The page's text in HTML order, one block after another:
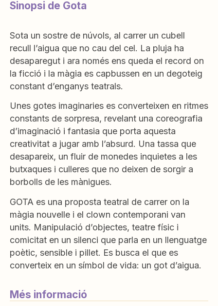
Sinopsi de Gota
Sota un sostre de núvols, al carrer un cubell
recull l’aigua que no cau del cel. La pluja ha
desaparegut i ara només ens queda el record on
la ficció i la màgia es capbussen en un degoteig
constant d’enganys teatrals.
Unes gotes imaginaries es converteixen en ritmes
constants de sorpresa, revelant una coreografia
d’imaginació i fantasia que porta aquesta
creativitat a jugar amb l’absurd. Una tassa que
desapareix, un fluir de monedes inquietes a les
butxaques i culleres que no deixen de sorgir a
borbolls de les mànigues.
GOTA es una proposta teatral de carrer on la
màgia nouvelle i el clown contemporani van
units. Manipulació d’objectes, teatre físic i
comicitat en un silenci que parla en un llenguatge
poètic, sensible i pillet. Es busca el que es
converteix en un símbol de vida: un got d’aigua.
Més informació